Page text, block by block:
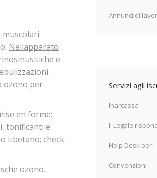
Nellapparato
e
ozono per
en forme;
tonificanti e
tibetano; check-
ozono.
Annunci di
Servizi agli
Inarcassa
Il Legale
Help Desk per i
Convenzioni